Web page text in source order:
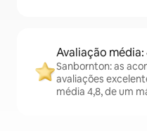
Avaliação média:
Sanbornton: as
avaliações
média 4,8, de um